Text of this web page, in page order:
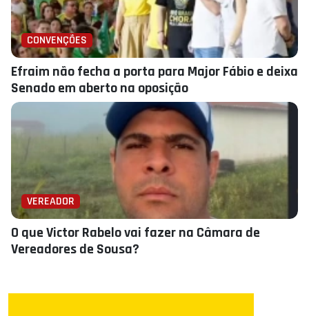
CONVENÇÕES
Efraim não fecha a porta para Major Fábio e deixa
Senado em aberto na oposição
VEREADOR
O que Victor Rabelo vai fazer na Câmara de
Vereadores de Sousa?